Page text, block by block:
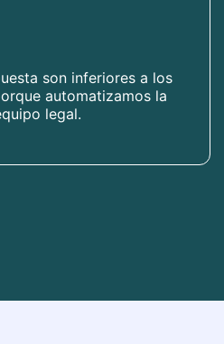
son inferiores a los
automatizamos la
legal.